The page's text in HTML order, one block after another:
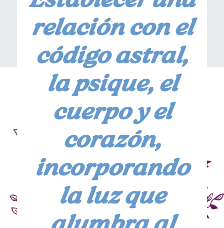
relación con el
código astral,
la psique, el
cuerpo y el
corazón,
incorporando
la luz que